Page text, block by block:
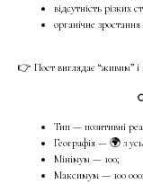
відсутність різких
органічне зростання
👉 Пост виглядає “живим” і
Тип — позитивні
Географія — 🌍 з
Мінімум — 100;
Максимум — 100 000;